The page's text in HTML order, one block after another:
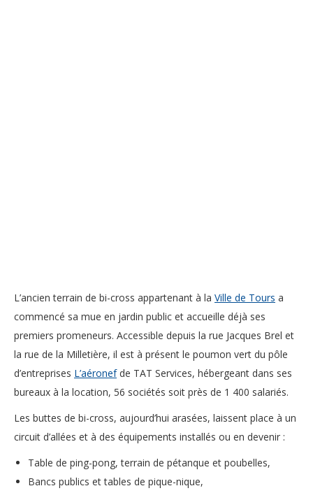
L’ancien terrain de bi-cross appartenant à la Ville de Tours a
commencé sa mue en jardin public et accueille déjà ses
premiers promeneurs. Accessible depuis la rue Jacques Brel et
la rue de la Milletière, il est à présent le poumon vert du pôle
d’entreprises L’aéronefde TAT Services, hébergeant dans ses
bureaux à la location, 56 sociétés soit près de 1 400 salariés.
Les buttes de bi-cross, aujourd’hui arasées, laissent place à un
circuit d’allées et à des équipements installés ou en devenir :
Table de ping-pong, terrain de pétanque et poubelles,
Bancs publics et tables de pique-nique,